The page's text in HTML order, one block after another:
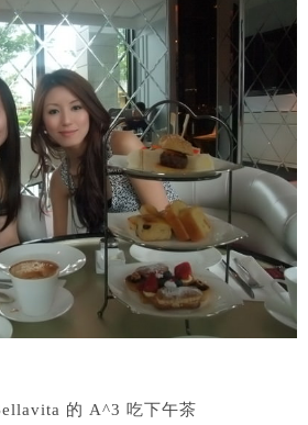
的 A^3 吃下午茶